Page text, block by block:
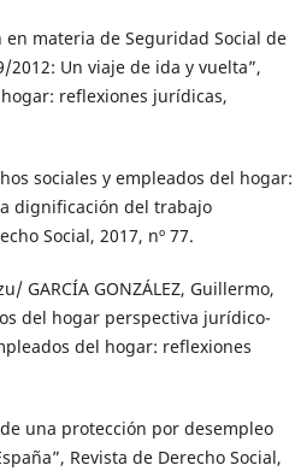
en materia de Seguridad Social de
2012: Un viaje de ida y vuelta”,
reflexiones jurídicas,
sociales y empleados del hogar:
dignificación del trabajo
Social, 2017, nº 77.
GARCÍA GONZÁLEZ, Guillermo,
del hogar perspectiva jurídico-
del hogar: reflexiones
de una protección por desempleo
Revista de Derecho Social,